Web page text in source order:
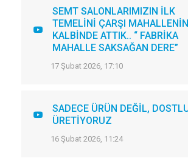
SEMT SALONLARIMIZIN İLK
TEMELİNİ ÇARŞI MAHALLENİN
KALBİNDE ATTIK.. “ FABRİKA
MAHALLE SAKSAĞAN DERE”
17 Şubat 2026, 17:10
SADECE ÜRÜN DEĞİL,
ÜRETİYORUZ
16 Şubat 2026, 11:24